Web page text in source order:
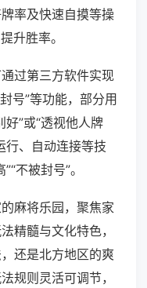
率及快速自摸等操
升胜率。
过第三方软件实现
号”等功能，部分用
”或“透视他人牌
行、自动连接等技
不被封号”。
麻将乐园，聚焦家
精髓与文化特色，
还是北方地区的爽
规则灵活可调节，